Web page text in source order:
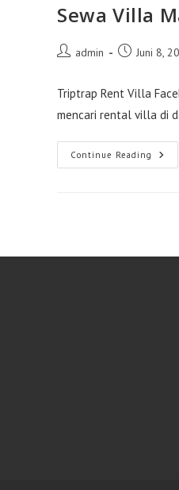
Sewa Villa
Post admin
Post Juni 8,
Triptrap Rent Villa
mencari rental villa di
Continue Reading Sewa
Villa